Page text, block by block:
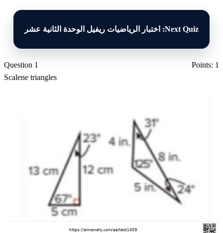
Next Quiz: اختبار الرياضيات ريفيل الوحدة الثانية عشر
Question 1
Points: 1
Scalene triangles